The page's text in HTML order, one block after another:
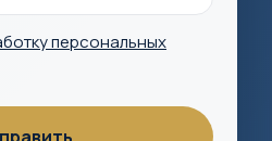
персональных